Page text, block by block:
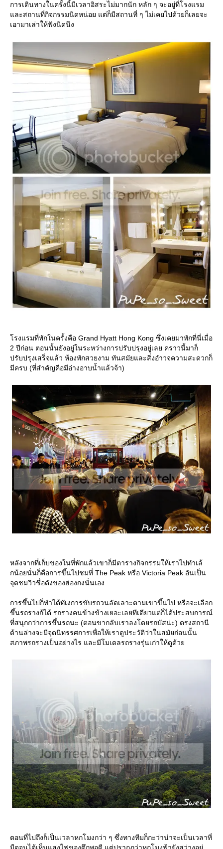
การเดินทางในครั้งนี้มีเวลาอิสระไม่มากนัก หลัก ๆ จะอยู่ที่โรงแรม
ละสถานที่กิจกรรมนิดหน่อย แต่ก็มีสถานที่ ๆ ไม่เคยไปด้วยก็เลยจะ
เอามาเล่าให้ฟังนิดนึง
รงแรมที่พักในครั้งคือ Grand Hyatt Hong Kong ซึ่งเคยมาพักที่นี่เมื่อ
2 ปีก่อน ตอนนั้นยังอยู่ในระหว่างการปรับปรุงอยู่เลย คราวนี้มาก็
ปรับปรุงเสร็จแล้ว ห้องพักสวยงาม ทันสมัยและสิ่งอำวจความสะดวกก็
มีครบ (ที่สำคัญคือมีอ่างอาบน้ำแล้วจ้า)
หลังจากที่เก็บของในที่พักแล้วเขาก็มีตารางกิจกรรมให้เราไปทำเล้
กน้อยนั่นก็คือการขึ้นไปชมที่ The Peak หรือ Victoria Peak อันเป็น
จุดชมวิวชื่อดังของฮ่องกงนั่นเอง
การขึ้นไปก็ทำได้ทัเงการขับรถวนลัดเลาะตามเขาขึ้นไป หรือจะเลือก
ขึ้นรถรางก้ได้ รถรางคนข้างข้างเยอะเลยทีเดียวแต่ก็ได้ประสบการณ์
ที่สนุกกว่าการขึ้นรถนะ (ตอนขากลับเราลงโดยรถบัสน่ะ) ตรงสถานี
ด้านล่างจะมีจุดนิทรรศการเพื่อให้เราดูประวัติว่าในสมัยก่อนนั้น
สภาพรถรางเป็นอย่างไร และมีโมเดลรถรางรุ่นเก่าให้ดูด้ว
ตอนที่ไปถึงก็เป็นเวลาหกโมงกว่า ๆ ซึ่งทางทีมก็กะว่าน่าจะเป็นเวลาที่